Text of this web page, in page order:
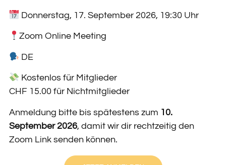
Donnerstag, 17. September 2026, 19:30 Uhr
Zoom Online Meeting
DE
Kostenlos für Mitglieder
CHF 15.00 für Nichtmitglieder
Anmeldung bitte bis spätestens zum 10.
September 2026, damit wir dir rechtzeitig den
Zoom Link senden können.